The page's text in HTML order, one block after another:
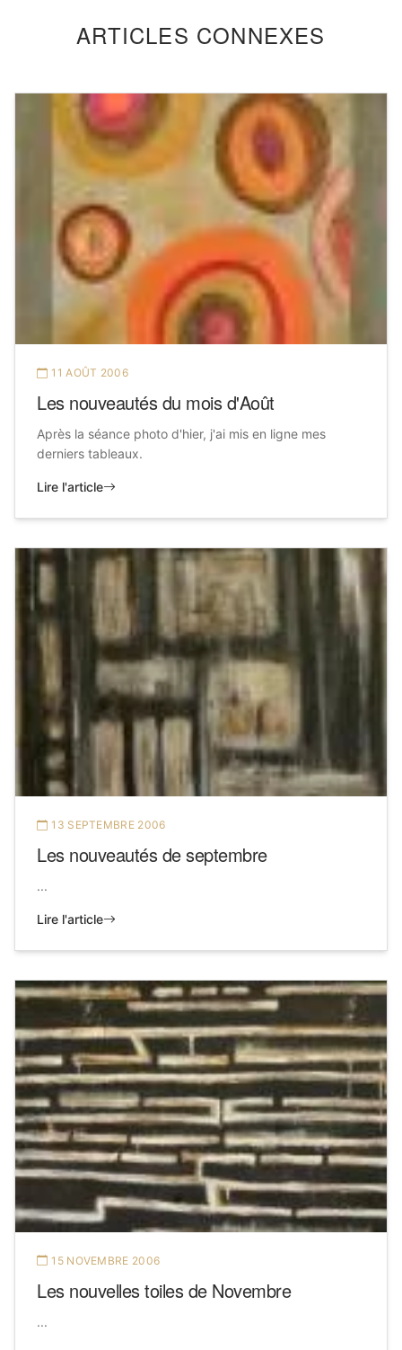
ARTICLES CONNEXES
11 AOÛT 2006
Les nouveautés du mois d'Août
Après la séance photo d'hier, j'ai mis en ligne mes
derniers tableaux.
Lire l'article
13 SEPTEMBRE 2006
Les nouveautés de septembre
...
Lire l'article
15 NOVEMBRE 2006
Les nouvelles toiles de Novembre
...